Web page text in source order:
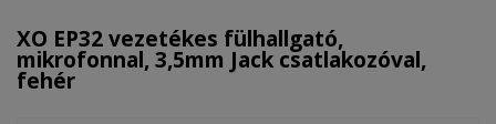
XO EP32 vezetékes fülhallgató,
mikrofonnal, 3,5mm Jack csatlakozóval,
fehér